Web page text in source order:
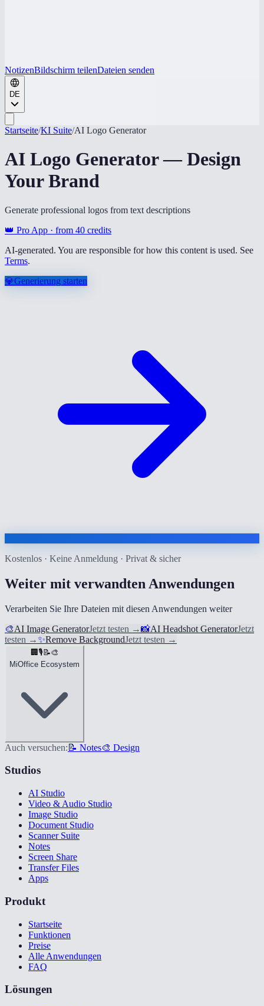
NotizenBildschirm teilenDateien senden
DE
Startseite/KI Suite/AI Logo Generator
AI Logo Generator — Design
Your Brand
Generate professional logos from text descriptions
👑 Pro App · from 40 credits
AI-generated. You are responsible for how this content is used. See
Terms.
💎Generierung starten
Kostenlos · Keine Anmeldung · Privat & sicher
Weiter mit verwandten Anwendungen
Verarbeiten Sie Ihre Dateien mit diesen Anwendungen weiter
🎨AI Image GeneratorJetzt testen →📸AI Headshot GeneratorJetzt
testen →✨Remove BackgroundJetzt testen →
🏢🎙️📝🎨
MiOffice Ecosystem
Auch versuchen: 📝 Notes🎨 Design
Studios
AI Studio
Video & Audio Studio
Image Studio
Document Studio
Scanner Suite
Notes
Screen Share
Transfer Files
Apps
Produkt
Startseite
Funktionen
Preise
Alle Anwendungen
FAQ
Lösungen